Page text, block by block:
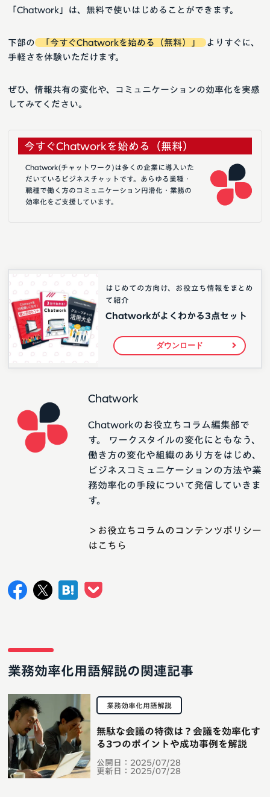
「Chatwork」は、無料で使いはじめることができます。
下部の 「今すぐChatworkを始める（無料）」
よりすぐに、
手軽さを体験いただけます。
ぜひ、情報共有の変化や、コミュニケーションの効率化を実感
してみてください。
今すぐChatworkを始める（無料）
Chatwork(チャットワーク)は多くの企業に導入いた
だいているビジネスチャットです。あらゆる業種・
職種で働く方のコミュニケーション円滑化・業務の
効率化をご支援しています。
はじめての方向け、お役立ち情報をまとめ
て紹介
Chatworkがよくわかる3点セット
ダウンロード
Chatwork
Chatworkのお役立ちコラム編集部で
す。 ワークスタイルの変化にともなう、
働き方の変化や組織のあり方をはじめ、
ビジネスコミュニケーションの方法や業
務効率化の手段について発信していきま
す。
＞お役立ちコラムのコンテンツポリシー
はこちら
業務効率化用語解説の関連記事
業務効率化用語解説
公開日： 2025/07/28
更新日： 2025/07/28
無駄な会議の特徴は？会議を効率化す
る3つのポイントや成功事例を解説